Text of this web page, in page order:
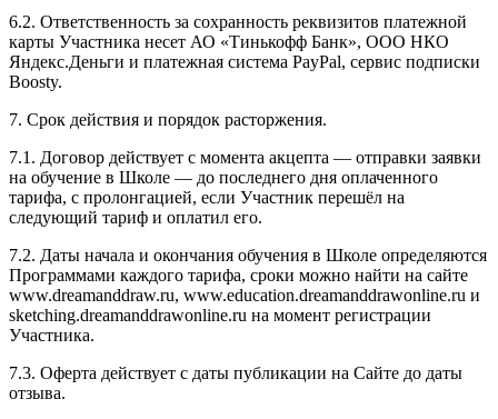
6.2. Ответственность за сохранность реквизитов платежной
карты Участника несет АО «Тинькофф Банк», ООО НКО
Яндекс.Деньги и платежная система PayPal, сервис подписки
Boosty.
7. Срок действия и порядок расторжения.
7.1. Договор действует с момента акцепта — отправки заявки
на обучение в Школе — до последнего дня оплаченного
тарифа, с пролонгацией, если Участник перешёл на
следующий тариф и оплатил его.
7.2. Даты начала и окончания обучения в Школе определяются
Программами каждого тарифа, сроки можно найти на сайте
www.dreamanddraw.ru, www.education.dreamanddrawonline.ru и
sketching.dreamanddrawonline.ru на момент регистрации
Участника.
7.3. Оферта действует с даты публикации на Сайте до даты
отзыва.